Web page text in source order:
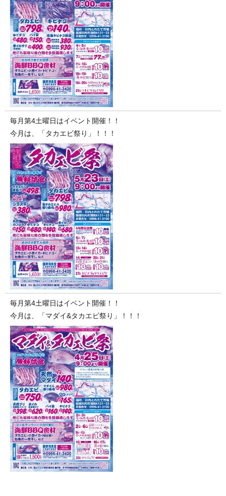
毎月第4土曜日はイベント開催！！
今月は、「タカエビ祭り」！！！
毎月第4土曜日はイベント開催！！
今月は、「マダイ&タカエビ祭り」！！！